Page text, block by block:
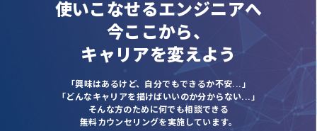
使いこなせるエンジニアへ
今ここから、
キャリアを変えよう
「興味はあるけど、自分でもできるか不安...」
「どんなキャリアを描けばいいのか分からない...」
そんな方のために何でも相談できる
無料カウンセリングを実施しています。